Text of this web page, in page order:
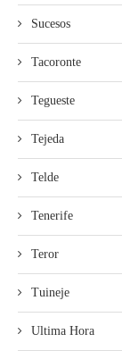
Sucesos
Tacoronte
Tegueste
Tejeda
Telde
Tenerife
Teror
Tuineje
Ultima Hora